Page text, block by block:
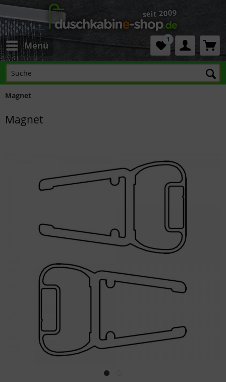
Menü
1
Magnet
Magnet